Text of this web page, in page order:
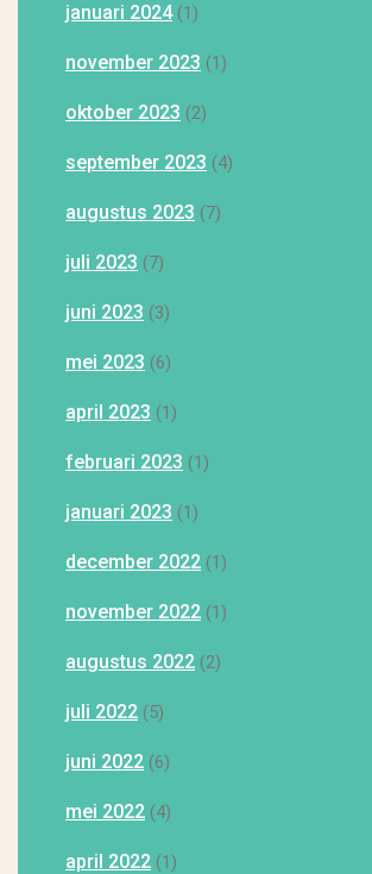
januari 2024(1)
november 2023 (1)
oktober 2023 (2)
september 2023 (4)
augustus 2023 (7)
juli 2023 (7)
juni 2023 (3)
mei 2023 (6)
april 2023 (1)
februari 2023 (1)
januari 2023 (1)
december 2022 (1)
november 2022 (1)
augustus 2022 (2)
juli 2022 (5)
juni 2022 (6)
mei 2022 (4)
april 2022 (1)